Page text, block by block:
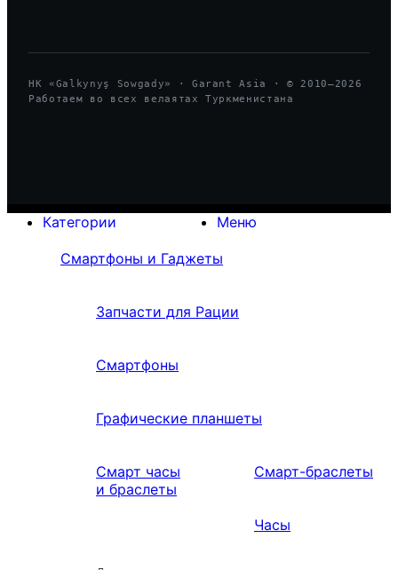
HK «Galkynyş Sowgady» · Garant Asia · © 2010—2026
Работаем во всех велаятах Туркменистана
Меню
Категории
Смартфоны и Гаджеты
Запчасти для Рации
Смартфоны
Графические планшеты
Смарт часы
и браслеты
Смарт-браслеты
Часы